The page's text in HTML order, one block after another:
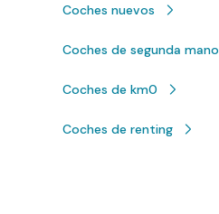
Coches nuevos
Coches de segunda mano
Coches de km0
Coches de renting